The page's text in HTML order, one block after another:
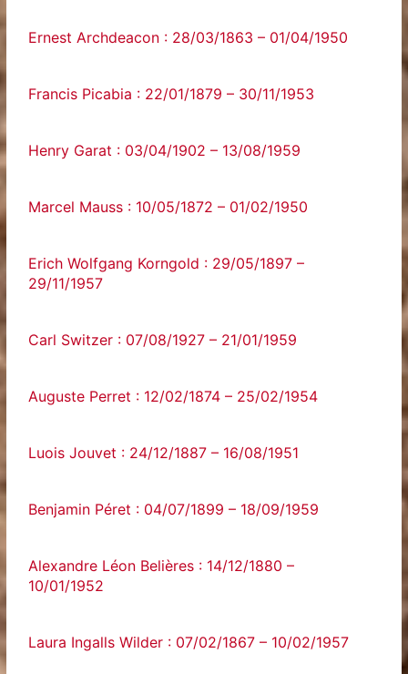
Ernest Archdeacon : 28/03/1863 – 01/04/1950
Francis Picabia : 22/01/1879 – 30/11/1953
Henry Garat : 03/04/1902 – 13/08/1959
Marcel Mauss : 10/05/1872 – 01/02/1950
Erich Wolfgang Korngold : 29/05/1897 –
29/11/1957
Carl Switzer : 07/08/1927 – 21/01/1959
Auguste Perret : 12/02/1874 – 25/02/1954
Luois Jouvet : 24/12/1887 – 16/08/1951
Benjamin Péret : 04/07/1899 – 18/09/1959
Alexandre Léon Belières : 14/12/1880 –
10/01/1952
Laura Ingalls Wilder : 07/02/1867 – 10/02/1957